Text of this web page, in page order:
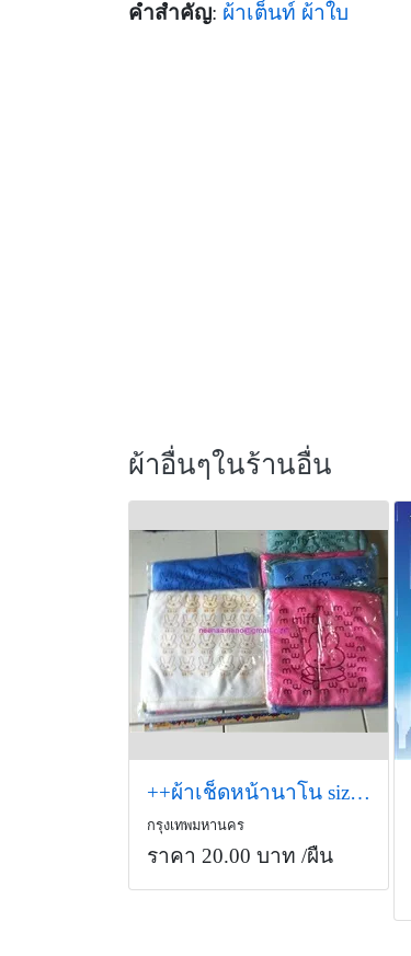
คำสำคัญ: ผ้าเต็นท์ ผ้าใบ
ผ้าอื่นๆในร้านอื่น
++ผ้าเช็ดหน้านาโน size 25x25cm.++
กรุงเทพมหานคร
ราคา 20.00 บาท /ผืน